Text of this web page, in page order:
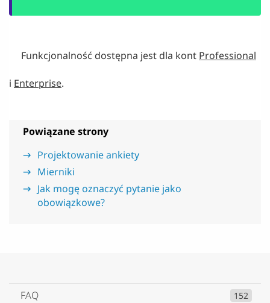
FAQ 152
Funkcjonalność dostępna jest dla kont Professional
i Enterprise.
Powiązane strony
Projektowanie ankiety
Mierniki
Jak mogę oznaczyć pytanie jako
obowiązkowe?